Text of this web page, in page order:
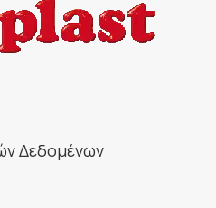
Δεδομένων